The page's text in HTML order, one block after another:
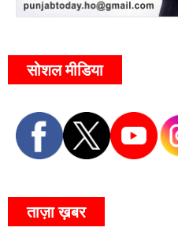
सोशल मीडिया
ताज़ा ख़बर